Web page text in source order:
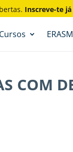
Inscreve-te
Cursos
COM